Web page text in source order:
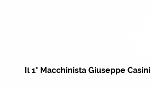
Il 1° Macchinista Giuseppe Casini